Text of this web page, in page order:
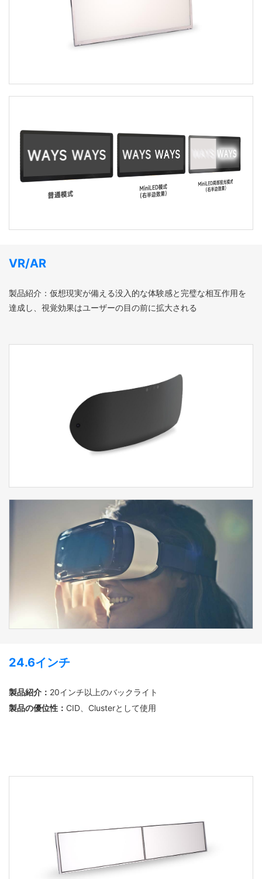
VR/AR
製品紹介：仮想現実が備える没入的な体験感と完璧な相互作用を
達成し、視覚効果はユーザーの目の前に拡大される
24.6インチ
製品紹介： 20インチ以上のバックライト
製品の優位性： CID、Clusterとして使用